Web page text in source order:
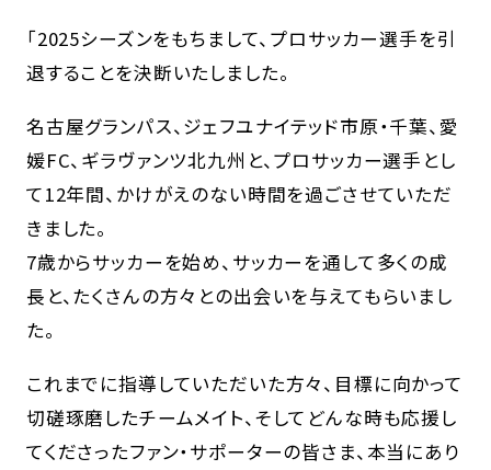
「2025シーズンをもちまして、プロサッカー選手を引
退することを決断いたしました。
名古屋グランパス、ジェフユナイテッド市原・千葉、愛
媛FC、ギラヴァンツ北九州と、プロサッカー選手とし
て12年間、かけがえのない時間を過ごさせていただ
きました。
7歳からサッカーを始め、サッカーを通して多くの成
長と、たくさんの方々との出会いを与えてもらいまし
た。
これまでに指導していただいた方々、目標に向かって
切磋琢磨したチームメイト、そしてどんな時も応援し
てくださったファン・サポーターの皆さま、本当にあり